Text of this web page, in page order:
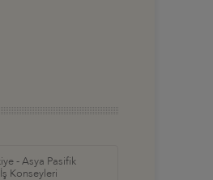
- Asya Pasifik
İş Konseyleri